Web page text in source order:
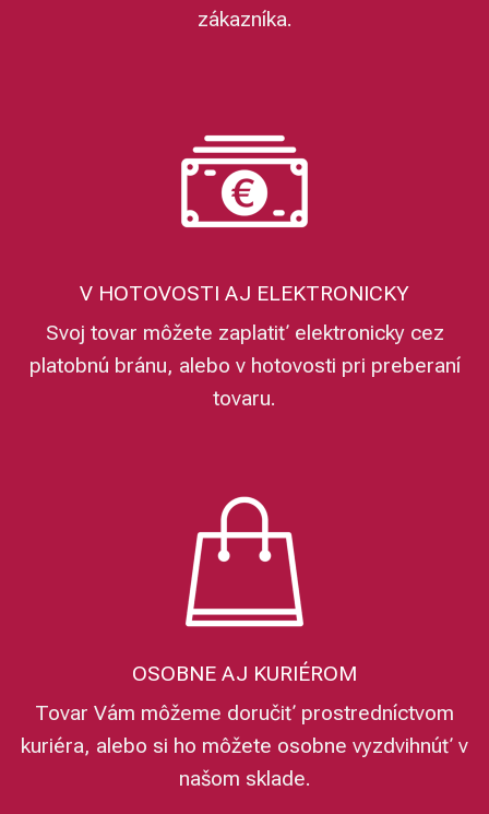
zákazníka.
V HOTOVOSTI AJ ELEKTRONICKY
Svoj tovar môžete zaplatiť elektronicky cez
platobnú bránu, alebo v hotovosti pri preberaní
tovaru.
OSOBNE AJ KURIÉROM
Tovar Vám môžeme doručiť prostredníctvom
kuriéra, alebo si ho môžete osobne vyzdvihnúť v
našom sklade.